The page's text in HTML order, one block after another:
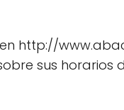
http://
sus horarios